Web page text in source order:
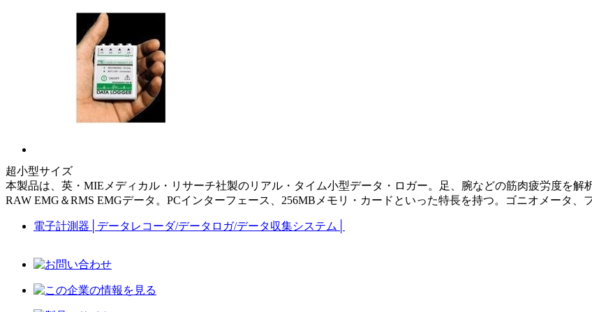
超小型サイズ
本製品は、英・MIEメディカル・リサーチ社製のリアル・タイム小型データ・ロガー。足、腕などの筋肉疲労度を解
RAW EMG＆RMS EMGデータ。PCインターフェース、256MBメモリ・カードといった特長を持つ。ゴニオメータ、
電子計測器 データレコーダ/データロガ/データ収集システム